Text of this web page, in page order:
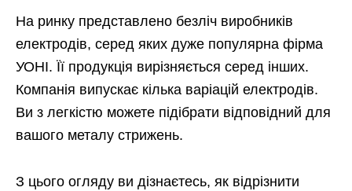
На ринку представлено безліч виробників
електродів, серед яких дуже популярна фірма
УОНІ. Її продукція вирізняється серед інших.
Компанія випускає кілька варіацій електродів.
Ви з легкістю можете підібрати відповідний для
вашого металу стрижень.
З цього огляду ви дізнаєтесь, як відрізнити